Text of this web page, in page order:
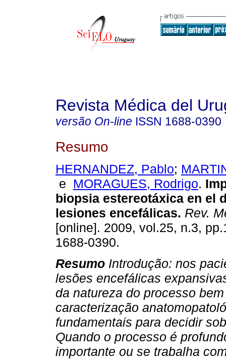
Revista Médica del
versão On-line ISSN 1688-0390
Resumo
HERNANDEZ, Pablo;
e MORAGUES, Rodrigo.
biopsia estereotáxica en el
lesiones encefálicas. Rev.
[online]. 2009, vol.25, n.3,
1688-0390.
Resumo Introdução: nos
lesões encefálicas
da natureza do processo
caracterização
fundamentais para decidir
Quando o processo é
importante ou se trabalha